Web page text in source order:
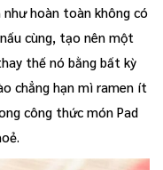
hoàn toàn không có
cùng, tạo nên một
thế nó bằng bất kỳ
chẳng hạn mì ramen ít
công thức món Pad